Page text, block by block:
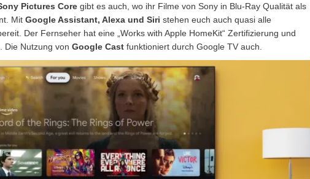
Pictures Core gibt es auch, wo ihr Filme von Sony in Blu-Ray Qualität als
Mit Google Assistant, Alexa und Siri stehen euch auch quasi alle
Der Fernseher hat eine „Works with Apple HomeKit“ Zertifizierung und
. Die Nutzung von Google Cast funktioniert durch Google TV auch.